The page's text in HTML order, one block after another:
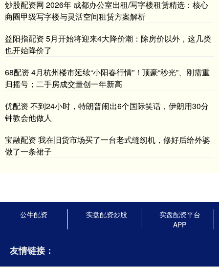
炒股配资网 2026年 成都办公室出租/写字楼租赁精选：核心
商圈甲级写字楼与灵活空间租赁方案解析
益阳指配资 5月开始将迎来4大降价潮：除房价以外，这几类
也开始降价了
68配资 4月杭州楼市延续“小阳春行情”！顶豪“秒光”、刚需重
归摇号；二手房成交量创一年新高
优配资 不到24小时，特朗普闹出6个国际笑话，伊朗用30分
钟教会他做人
宝融配资 我在旧货市场买了一台老式缝纫机，修好后给外婆
做了一条裙子
公牛配资 实盘配资炒股
实盘配资平台
APP
友情链接：